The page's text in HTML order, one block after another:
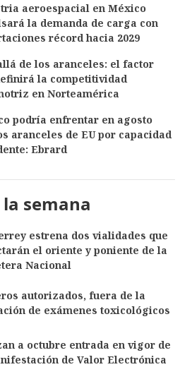
aeroespacial en México
la demanda de carga con
récord hacia 2029
de los aranceles: el factor
la competitividad
en Norteamérica
podría enfrentar en agosto
aranceles de EU por capacidad
Ebrard
la semana
estrena dos vialidades que
el oriente y poniente de la
Nacional
autorizados, fuera de la
de exámenes toxicológicos
a octubre entrada en vigor de
de Valor Electrónica